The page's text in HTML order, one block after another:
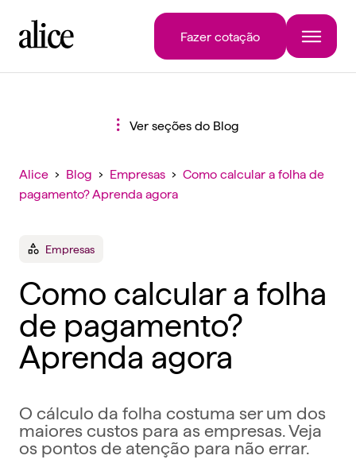
Fazer cotação
Ver seções do Blog
Alice › Blog › Empresas › Como calcular a folha de
pagamento? Aprenda agora
Empresas
Como calcular a folha
de pagamento?
Aprenda agora
O cálculo da folha costuma ser um dos
maiores custos para as empresas. Veja
os pontos de atenção para não errar.